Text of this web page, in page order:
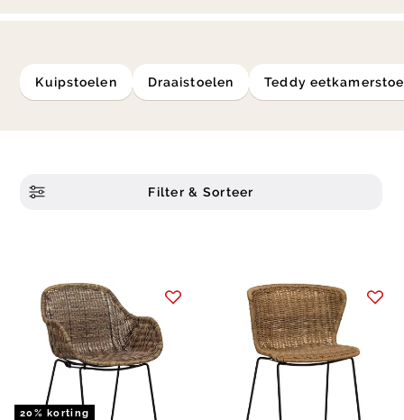
kuipstoelen draaistoelen teddy
Filter & Sorteer
20% korting